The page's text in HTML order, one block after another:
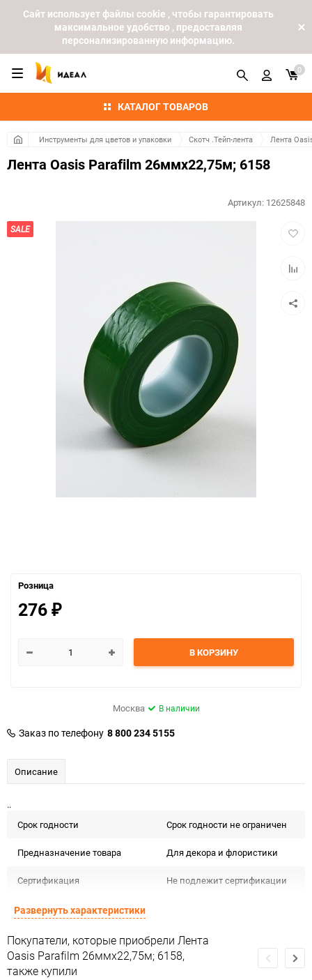
Cайт использует файлы cookie , чтобы гарантировать
максимальное удобство , предоставляя
персонализированную информацию.
КАТАЛОГ ТОВАРОВ
0
Инструменты для цветов и упаковки Скотч .Тейп-лента Лента
Лента Oasis Parafilm 26ммx22,75м; 6158
SALE
Артикул: 12625848
Розница
276 ₽
В КОРЗИНУ
Москва В наличии
Заказ по телефону 8 800 234 5155
Описание
..
Срок годности
Срок годности не ограничен
Предназначение товара Для декора и флористики
Сертификация Не подлежит сертификации
Особые условия
Минимальное количество 1
Количество в коробке 72
Развернуть характеристики
Покупатели, которые приобрели Лента
Oasis Parafilm 26ммx22,75м; 6158,
также купили